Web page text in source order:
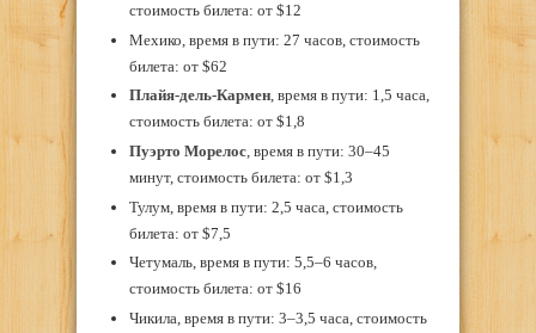
стоимость билета: от $12
Мехико, время в пути: 27 часов, стоимость
билета: от $62
Плайя-дель-Кармен, время в пути: 1,5 часа,
стоимость билета: от $1,8
Пуэрто Морелос, время в пути: 30–45
минут, стоимость билета: от $1,3
Тулум, время в пути: 2,5 часа, стоимость
билета: от $7,5
Четумаль, время в пути: 5,5–6 часов,
стоимость билета: от $16
Чикила, время в пути: 3–3,5 часа, стоимость